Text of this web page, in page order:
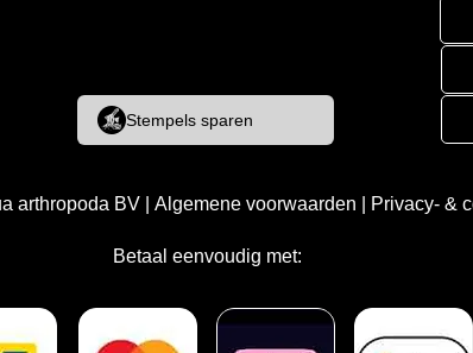
Stempels sparen
arthropoda BV Algemene voorwaarden Privacy- &
Betaal eenvoudig met: